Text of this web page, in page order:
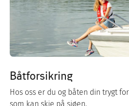
Båtforsikring
Hos oss er du og båten din trygt
som kan skje på sjøen.